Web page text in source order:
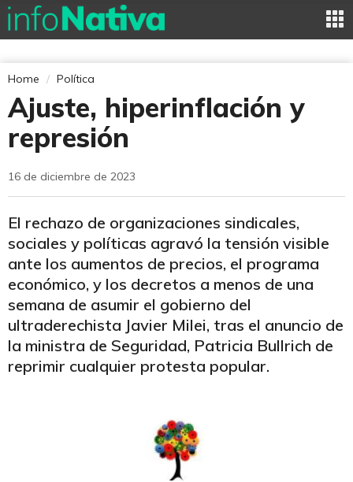
Home Política
Ajuste, hiperinflación y
represión
16 de diciembre de 2023
El rechazo de organizaciones sindicales,
sociales y políticas agravó la tensión visible
ante los aumentos de precios, el programa
económico, y los decretos a menos de una
semana de asumir el gobierno del
ultraderechista Javier Milei, tras el anuncio de
la ministra de Seguridad, Patricia Bullrich de
reprimir cualquier protesta popular.